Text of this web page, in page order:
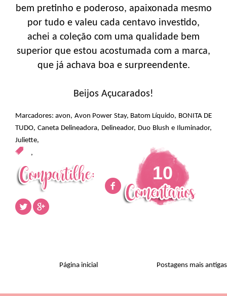
bem pretinho e poderoso, apaixonada mesmo
por tudo e valeu cada centavo investido,
achei a coleção com uma qualidade bem
superior que estou acostumada com a marca,
que já achava boa e surpreendente.
Beijos Açucarados!
Marcadores:avon, Avon Power Stay, Batom Líquido, BONITA DE
TUDO, Caneta Delineadora, Delineador, Duo Blush e Iluminador,
Juliette,
,
10
Postagens mais antigas
Página inicial